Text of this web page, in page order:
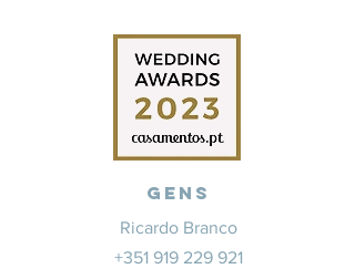
Gens
Ricardo Branco
+351 919 229 921